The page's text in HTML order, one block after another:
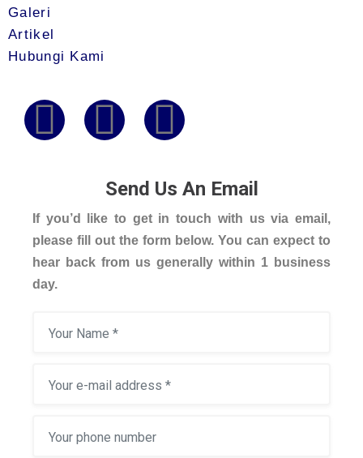
Galeri
Artikel
Hubungi Kami
Send Us An Email
If you’d like to get in touch with us via email,
please fill out the form below. You can expect to
hear back from us generally within 1 business
day.